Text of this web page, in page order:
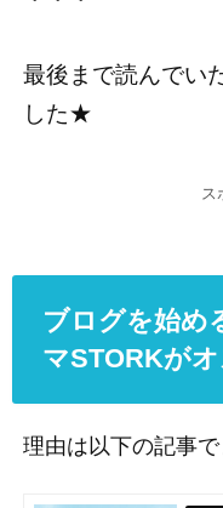
最後まで読んでい
した★
ス
ブログを始め
マSTORKが
理由は以下の記事で